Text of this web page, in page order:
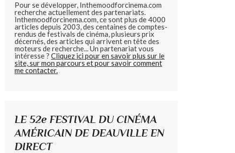
Pour se développer, Inthemoodforcinema.com
recherche actuellement des partenariats.
Inthemoodforcinema.com, ce sont plus de 4000
articles depuis 2003, des centaines de comptes-
rendus de festivals de cinéma, plusieurs prix
décernés, des articles qui arrivent en tête des
moteurs de recherche... Un partenariat vous
intéresse ? Cliquez ici pour en savoir plus sur le
site, sur mon parcours et pour savoir comment
me contacter.
LE 52e FESTIVAL DU CINÉMA
AMÉRICAIN DE DEAUVILLE EN
DIRECT